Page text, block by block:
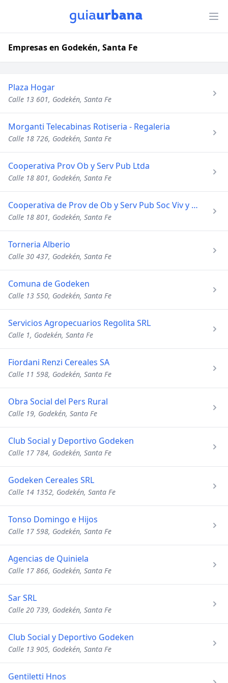
Empresas en Godekén, Santa Fe
Plaza Hogar
Calle 13 601, Godekén, Santa Fe
Morganti Telecabinas Rotiseria - Regaleria
Calle 18 726, Godekén, Santa Fe
Cooperativa Prov Ob y Serv Pub Ltda
Calle 18 801, Godekén, Santa Fe
Cooperativa de Prov de Ob y Serv Pub Soc Viv y Cre
Calle 18 801, Godekén, Santa Fe
Torneria Alberio
Calle 30 437, Godekén, Santa Fe
Comuna de Godeken
Calle 13 550, Godekén, Santa Fe
Servicios Agropecuarios Regolita SRL
Calle 1, Godekén, Santa Fe
Fiordani Renzi Cereales SA
Calle 11 598, Godekén, Santa Fe
Obra Social del Pers Rural
Calle 19, Godekén, Santa Fe
Club Social y Deportivo Godeken
Calle 17 784, Godekén, Santa Fe
Godeken Cereales SRL
Calle 14 1352, Godekén, Santa Fe
Tonso Domingo e Hijos
Calle 17 598, Godekén, Santa Fe
Agencias de Quiniela
Calle 17 866, Godekén, Santa Fe
Sar SRL
Calle 20 739, Godekén, Santa Fe
Club Social y Deportivo Godeken
Calle 13 905, Godekén, Santa Fe
Gentiletti Hnos